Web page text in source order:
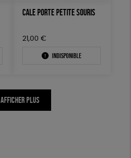
CALE PORTE PETITE SOURIS
21,00 €
Indisponible
AFFICHER PLUS